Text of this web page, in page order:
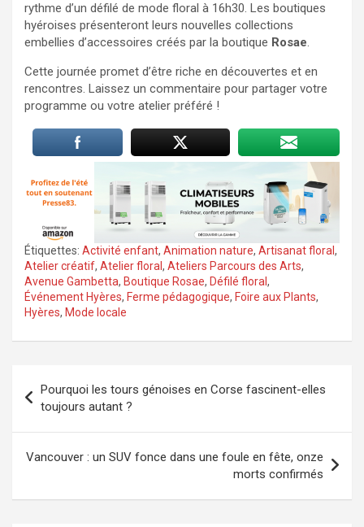
rythme d’un défilé de mode floral à 16h30. Les boutiques
hyéroises présenteront leurs nouvelles collections
embellies d’accessoires créés par la boutique Rosae.
Cette journée promet d’être riche en découvertes et en
rencontres. Laissez un commentaire pour partager votre
programme ou votre atelier préféré !
Étiquettes: Activité enfant, Animation nature, Artisanat floral ,
Atelier créatif, Atelier floral , Ateliers Parcours des Arts,
Avenue Gambetta, Boutique Rosae, Défilé floral ,
Événement Hyères, Ferme pédagogique, Foire aux Plants,
Hyères, Mode locale
de
l’article
Pourquoi les tours génoises en Corse fascinent-elles
toujours autant ?
Vancouver : un SUV fonce dans une foule en fête, onze
morts confirmés